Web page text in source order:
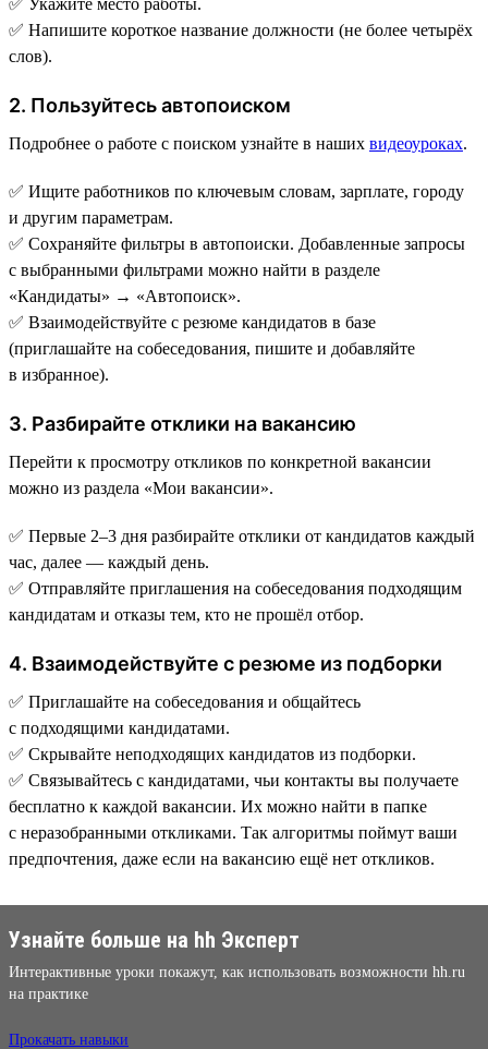
✅ Напишите короткое название должности (не более четырёх
слов).
2. Пользуйтесь автопоиском
Подробнее о работе с поиском узнайте в наших видеоуроках.
✅ Ищите работников по ключевым словам, зарплате, городу
и другим параметрам.
✅ Сохраняйте фильтры в автопоиски. Добавленные запросы
с выбранными фильтрами можно найти в разделе
«Кандидаты» → «Автопоиск».
✅ Взаимодействуйте с резюме кандидатов в базе
(приглашайте на собеседования, пишите и добавляйте
в избранное).
3. Разбирайте отклики на вакансию
Перейти к просмотру откликов по конкретной вакансии
можно из раздела «Мои вакансии».
✅ Первые 2–3 дня разбирайте отклики от кандидатов каждый
час, далее — каждый день.
✅ Отправляйте приглашения на собеседования подходящим
кандидатам и отказы тем, кто не прошёл отбор.
4. Взаимодействуйте с резюме из подборки
✅ Приглашайте на собеседования и общайтесь
с подходящими кандидатами.
✅ Скрывайте неподходящих кандидатов из подборки.
✅ Связывайтесь с кандидатами, чьи контакты вы получаете
бесплатно к каждой вакансии. Их можно найти в папке
с неразобранными откликами. Так алгоритмы поймут ваши
предпочтения, даже если на вакансию ещё нет откликов.
Узнайте больше на hh Эксперт
Интерактивные уроки покажут, как использовать возможности hh.ru
на практике
Прокачать навыки